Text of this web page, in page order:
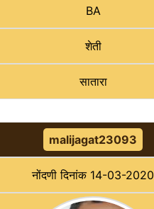
BA
शेती
सातारा
malijagat23093
नोंदणी दिनांक 14-03-2020